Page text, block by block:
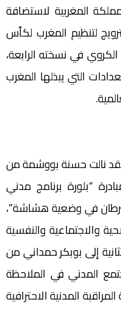
المغربية لاستضافة
إلى الترويج لتنظيم المغرب لكأس
في نسخته الرابعة،
التي يبذلها المغرب
نالت حسنة بووشمة من
“بلورة برنامج مدني
في وضعية هشاشة”،
والاجتماعية والنفسية
إلى بوبكر حمداني من
المدني في الملاحظة
المدنية الاحترافية